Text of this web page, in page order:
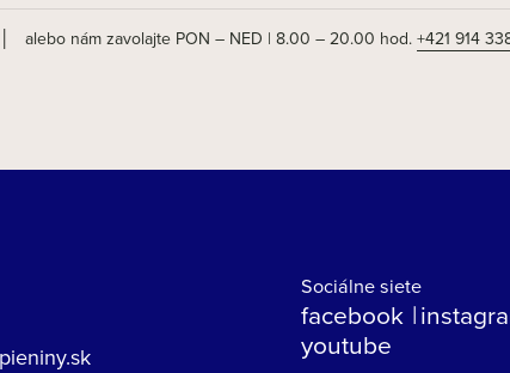
nám zavolajte PON – NED | 8.00 – 20.00 hod. +421 914
Sociálne siete
facebook
youtube